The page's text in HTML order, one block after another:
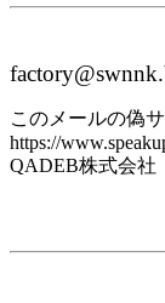
このメールの偽サ
https://
QADEB株式会